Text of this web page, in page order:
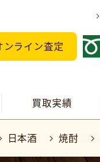
ンライン査定
買取実績
日本酒 焼酎